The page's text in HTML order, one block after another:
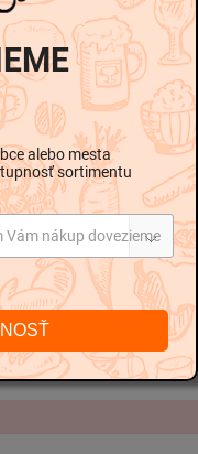
kokosový olej (9 %),
emulgátor: mono- a
karubín, guma guar
obsahom tuku
písmom.
770kJ /
alebo mesta
sortimentu
Vám nákup dovezieme